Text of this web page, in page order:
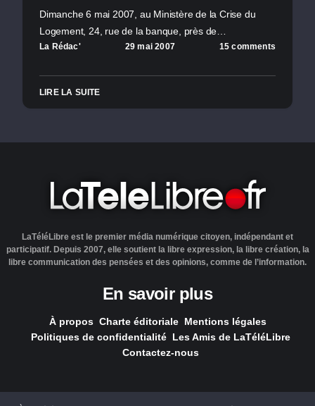
Dimanche 6 mai 2007, au Ministère de la Crise du
Logement, 24, rue de la banque, près de…
La Rédac' 29 mai 2007 15 comments
LIRE LA SUITE
LaTéléLibre est le premier média numérique citoyen, indépendant et
participatif. Depuis 2007, elle soutient la libre expression, la libre création, la
libre communication des pensées et des opinions, comme de l’information.
En savoir plus
À propos Charte éditoriale Mentions légales
Politiques de confidentialité Les Amis de LaTéléLibre
Contactez-nous